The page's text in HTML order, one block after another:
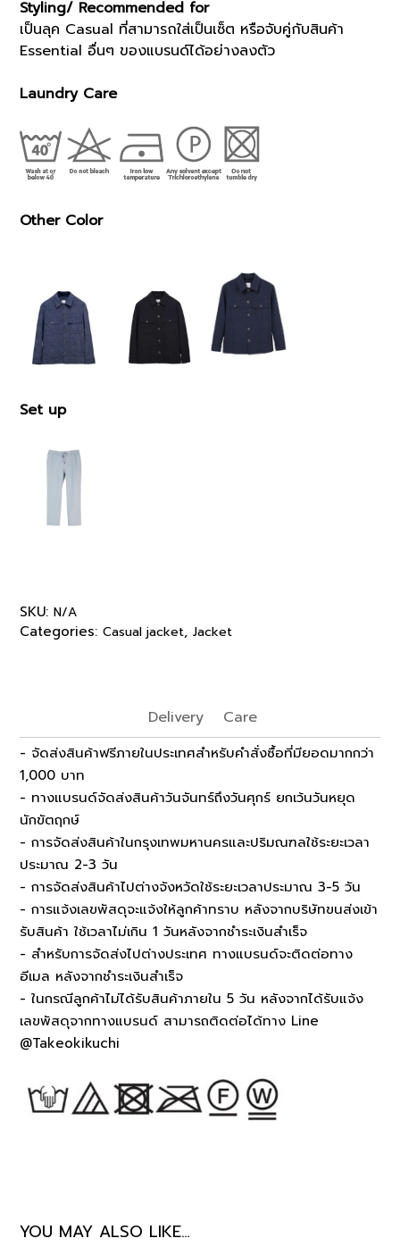
Styling/ Recommended for
เป็นลุค Casual ที่สามารถใส่เป็นเซ็ต หรือจับคู่กับสินค้า
Essential อื่นๆ ของแบรนด์ได้อย่างลงตัว
Laundry Care
Other Color
Set up
SKU: N/A
Categories: Casual jacket, Jacket
Delivery Care
- จัดส่งสินค้าฟรีภายในประเทศสำหรับคำสั่งซื้อที่มียอดมากกว่า
1,000 บาท
- ทางแบรนด์จัดส่งสินค้าวันจันทร์ถึงวันศุกร์ ยกเว้นวันหยุด
นักขัตฤกษ์
- การจัดส่งสินค้าในกรุงเทพมหานครและปริมณฑลใช้ระยะเวลา
ประมาณ 2-3 วัน
- การจัดส่งสินค้าไปต่างจังหวัดใช้ระยะเวลาประมาณ 3-5 วัน
- การแจ้งเลขพัสดุจะแจ้งให้ลูกค้าทราบ หลังจากบริษัทขนส่งเข้า
รับสินค้า ใช้เวลาไม่เกิน 1 วันหลังจากชำระเงินสำเร็จ
- สำหรับการจัดส่งไปต่างประเทศ ทางแบรนด์จะติดต่อทาง
อีเมล หลังจากชำระเงินสำเร็จ
- ในกรณีลูกค้าไม่ได้รับสินค้าภายใน 5 วัน หลังจากได้รับแจ้ง
เลขพัสดุจากทางแบรนด์ สามารถติดต่อได้ทาง Line
@Takeokikuchi
YOU MAY ALSO LIKE…